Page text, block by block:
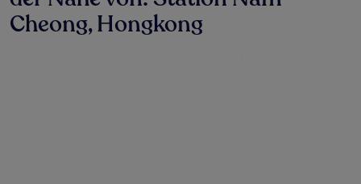
Cheong, Hongkong